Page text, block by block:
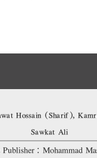
Hossain (Sharif),
Sawkat Ali
Mohammad